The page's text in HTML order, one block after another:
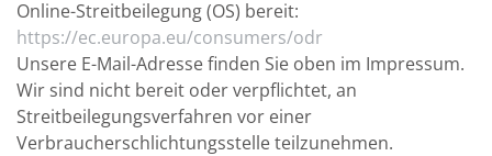
Online-Streitbeilegung (OS) bereit:
https://ec.europa.eu/consumers/odr
Unsere E-Mail-Adresse finden Sie oben im Impressum.
Wir sind nicht bereit oder verpflichtet, an
Streitbeilegungsverfahren vor einer
Verbraucherschlichtungsstelle teilzunehmen.